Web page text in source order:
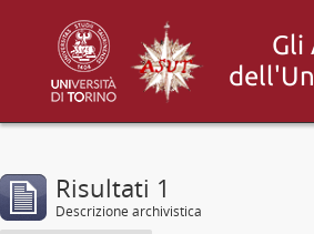
Risultati 1
Descrizione archivistica